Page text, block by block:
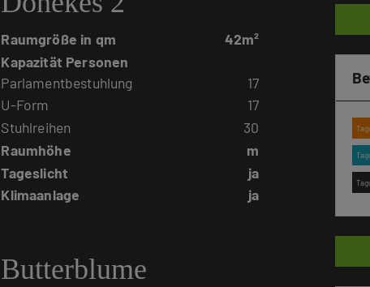
Raumgröße in qm
42m²
Kapazität Personen
Parlamentbestuhlung
17
U-Form
17
Stuhlreihen
30
Raumhöhe
m
Tageslicht
ja
Klimaanlage
ja
Butterblume